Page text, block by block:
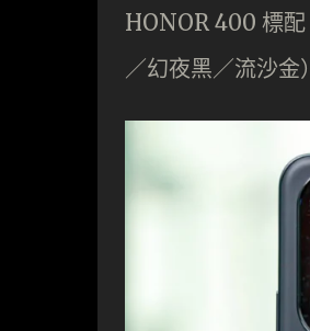
HONOR 400 標配
／幻夜黑／流沙金